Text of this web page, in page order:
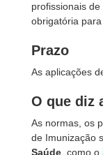
profissionais
obrigatória
Prazo
As aplicações
O que diz
As normas, os
de Imunização
Saúde , como o